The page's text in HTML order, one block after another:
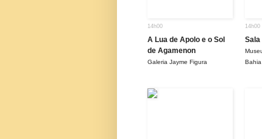
14h00
A Lua de Apolo e o Sol
de Agamenon
Galeria Jayme Figura
14h00
Sala
Bahia